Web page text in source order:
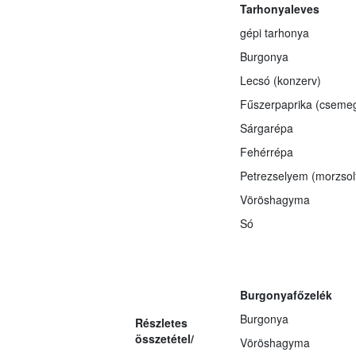
Részletes
összetétel/
Tarhonyaleves
gépi tarhonya
Burgonya
Lecsó (konzerv)
Fűszerpaprika
Sárgarépa
Fehérrépa
Petrezselyem
Vöröshagyma
Só
Burgonyafőzelék
Burgonya
Vöröshagyma